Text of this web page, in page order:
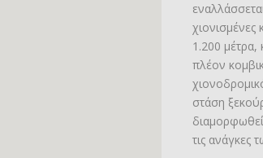
1.200 μέτρα,
πλέον
στάση
τις ανάγκες